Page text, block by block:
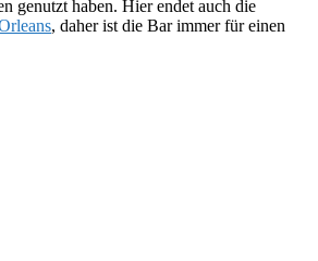
genutzt haben. Hier endet auch die
, daher ist die Bar immer für einen